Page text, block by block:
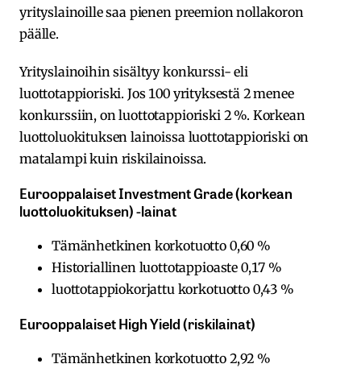
yrityslainoille saa pienen preemion nollakoron
päälle.
Yrityslainoihin sisältyy konkurssi- eli
luottotappioriski. Jos 100 yrityksestä 2 menee
konkurssiin, on luottotappioriski 2 %. Korkean
luottoluokituksen lainoissa luottotappioriski on
matalampi kuin riskilainoissa.
Eurooppalaiset Investment Grade (korkean
luottoluokituksen) -lainat
Tämänhetkinen korkotuotto 0,60 %
Historiallinen luottotappioaste 0,17 %
luottotappiokorjattu korkotuotto 0,43 %
Eurooppalaiset High Yield (riskilainat)
Tämänhetkinen korkotuotto 2,92 %